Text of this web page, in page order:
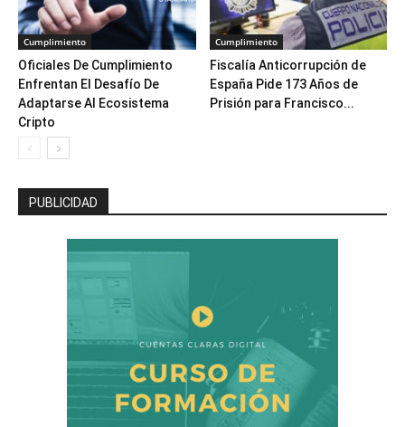
Cumplimiento
Oficiales De Cumplimiento
Enfrentan El Desafío De
Adaptarse Al Ecosistema
Cripto
Cumplimiento
Fiscalía Anticorrupción de
España Pide 173 Años de
Prisión para Francisco...
PUBLICIDAD